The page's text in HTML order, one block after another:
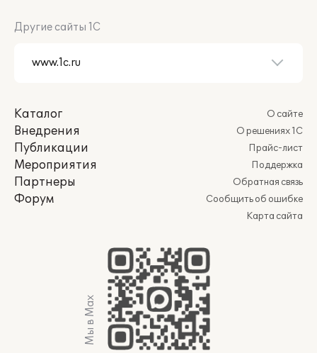
Другие сайты 1С
Каталог
Внедрения
Публикации
Мероприятия
Партнеры
Форум
О сайте
О решениях 1С
Прайс-лист
Поддержка
Обратная связь
Сообщить об ошибке
Карта сайта
Мы в Max